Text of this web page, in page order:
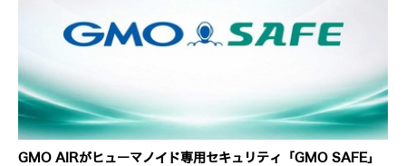
GMO AIRがヒューマノイド専用セキュリティ「GMO SAFE」